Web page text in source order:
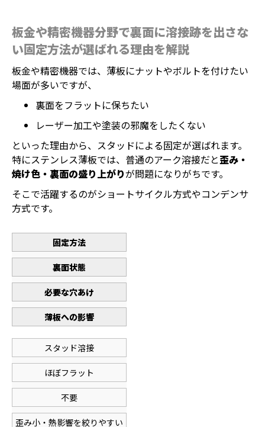
板金や精密機器分野で裏面に溶接跡を出さな
い固定方法が選ばれる理由を解説
板金や精密機器では、薄板にナットやボルトを付けたい
場面が多いですが、
裏面をフラットに保ちたい
レーザー加工や塗装の邪魔をしたくない
といった理由から、スタッドによる固定が選ばれます。
特にステンレス薄板では、普通のアーク溶接だと歪み・
焼け色・裏面の盛り上がりが問題になりがちです。
そこで活躍するのがショートサイクル方式やコンデンサ
方式です。
固定方法
裏面状態
必要な穴あけ
薄板への影響
スタッド溶接
ほぼフラット
不要
歪み小・熱影響を絞りやすい